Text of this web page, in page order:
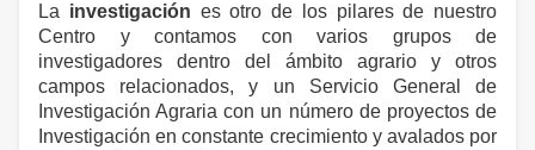
La investigación es otro de los pilares de nuestro
Centro y contamos con varios grupos de
investigadores dentro del ámbito agrario y otros
campos relacionados, y un Servicio General de
Investigación Agraria con un número de proyectos de
Investigación en constante crecimiento y avalados por